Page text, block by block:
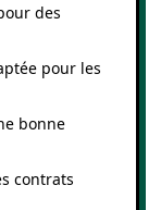
des
pour les
bonne
contrats